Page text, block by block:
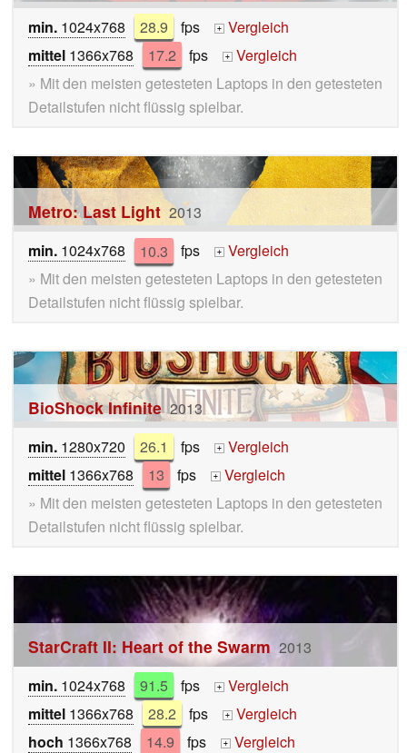
min. 1024x768 28.9 fps +
Vergleich
mittel 1366x768 17.2 fps +
Vergleich
» Mit den meisten getesteten Laptops in den getesteten
Detailstufen nicht flüssig spielbar.
Metro: Last Light 2013
min. 1024x768 10.3 fps +
Vergleich
» Mit den meisten getesteten Laptops in den getesteten
Detailstufen nicht flüssig spielbar.
BioShock Infinite 2013
min. 1280x720 26.1 fps +
Vergleich
mittel 1366x768 13 fps +
Vergleich
» Mit den meisten getesteten Laptops in den getesteten
Detailstufen nicht flüssig spielbar.
StarCraft II: Heart of the Swarm 2013
min. 1024x768 91.5 fps +
Vergleich
mittel 1366x768 28.2 fps +
Vergleich
hoch 1366x768 14.9 fps +
Vergleich